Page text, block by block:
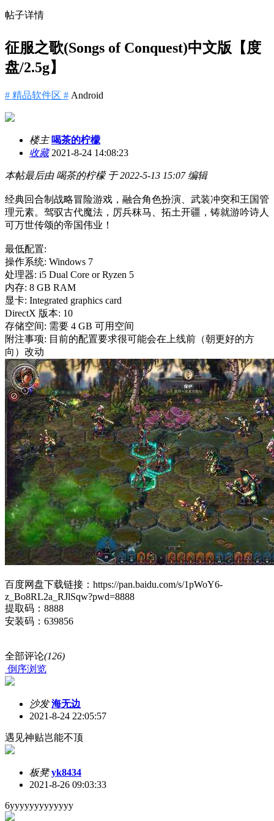
帖子详情
征服之歌(Songs of Conquest)中文版【度
盘/2.5g】
# 精品软件区 # Android
楼主 喝茶的柠檬
收藏2021-8-24 14:08:23
本帖最后由 喝茶的柠檬 于 2022-5-13 15:07 编辑
经典回合制战略冒险游戏，融合角色扮演、武装冲突和王国管
理元素。驾驭古代魔法，厉兵秣马、拓土开疆，铸就游吟诗人
可万世传颂的帝国伟业！
最低配置:
操作系统: Windows 7
处理器: i5 Dual Core or Ryzen 5
内存: 8 GB RAM
显卡: Integrated graphics card
DirectX 版本: 10
存储空间: 需要 4 GB 可用空间
附注事项: 目前的配置要求很可能会在上线前（朝更好的方
向）改动
百度网盘下载链接：https://pan.baidu.com/s/1pWoY6-
z_Bo8RL2a_RJlSqw?pwd=8888
提取码：8888
安装码：639856
全部评论(126)
倒序浏览
沙发 海无边
2021-8-24 22:05:57
遇见神贴岂能不顶
板凳 yk8434
2021-8-26 09:03:33
6yyyyyyyyyyyyy